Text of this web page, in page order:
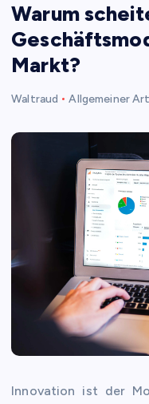
Warum
Markt?
Waltraud Allgemeiner
Innovation ist der